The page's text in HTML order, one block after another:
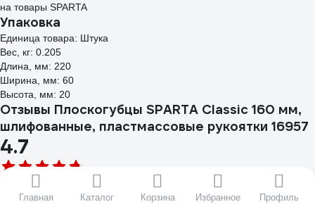
Главная Каталог Корзина Избранное Профиль
на товары SPARTA
Упаковка
Единица товара: Штука
Вес, кг: 0.205
Длина, мм: 220
Ширина, мм: 60
Высота, мм: 20
Отзывы Плоскогубцы SPARTA Classic 160 мм,
шлифованные, пластмассовые рукоятки 16957
4.7